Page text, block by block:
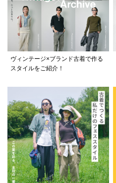
ヴィンテージ×ブランド古着で作る
スタイルをご紹介！